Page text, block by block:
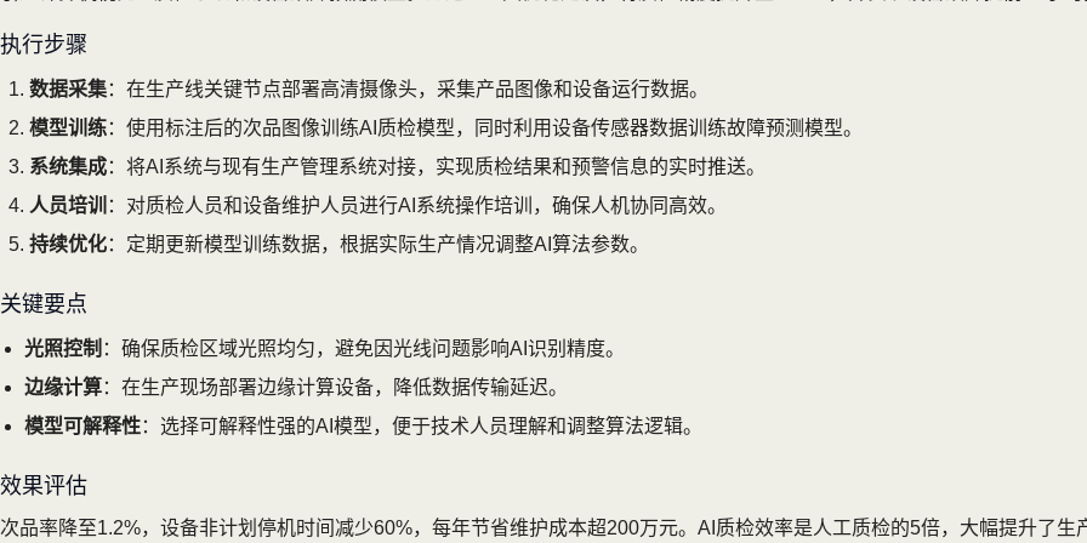
执行步骤
数据采集：在生产线关键节点部署高清摄像头，采集产品图像和设备运行数据。
模型训练：使用标注后的次品图像训练AI质检模型，同时利用设备传感器数据训练故障预测模型。
系统集成：将AI系统与现有生产管理系统对接，实现质检结果和预警信息的实时推送。
人员培训 ：对质检人员和设备维护人员进行AI系统操作培训，确保人机协同高效。
持续优化：定期更新模型训练数据，根据实际生产情况调整AI算法参数。
关键要点
光照控制 ：确保质检区域光照均匀，避免因光线问题影响AI识别精度。
边缘计算：在生产现场部署边缘计算设备，降低数据传输延迟。
模型可解释性：选择可解释性强的AI模型，便于技术人员理解和调整算法逻辑。
效果评估
次品率降至1.2%，设备非计划停机时间减少60%，每年节省维护成本超200万元。AI质检效率是人工质检的5倍，大幅提升了生